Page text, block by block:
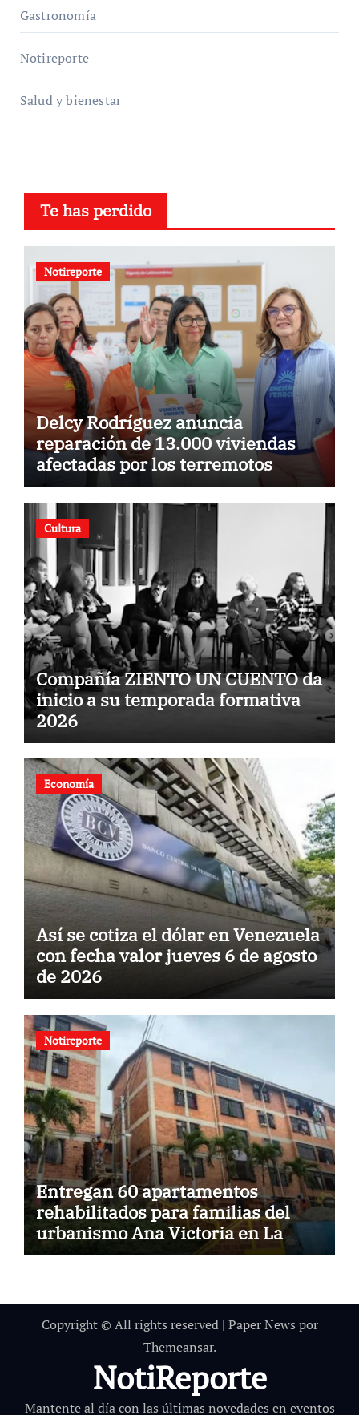
Gastronomía
Notireporte
Salud y bienestar
Te has perdido
Notireporte
Delcy Rodríguez anuncia
reparación de 13.000 viviendas
afectadas por los terremotos
Cultura
Compañía ZIENTO UN CUENTO da
inicio a su temporada formativa
2026
Economía
Así se cotiza el dólar en Venezuela
con fecha valor jueves 6 de agosto
de 2026
Notireporte
Entregan 60 apartamentos
rehabilitados para familias del
urbanismo Ana Victoria en La
Guaira
Copyright © All rights reserved | Paper News por
Themeansar.
NotiReporte
Mantente al día con las últimas novedades en eventos